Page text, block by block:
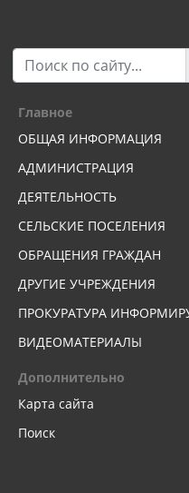
Главное
ОБЩАЯ ИНФОРМАЦИЯ
АДМИНИСТРАЦИЯ
ДЕЯТЕЛЬНОСТЬ
СЕЛЬСКИЕ ПОСЕЛЕНИЯ
ОБРАЩЕНИЯ ГРАЖДАН
ДРУГИЕ УЧРЕЖДЕНИЯ
ПРОКУРАТУРА
ВИДЕОМАТЕРИАЛЫ
Дополнительно
Карта сайта
Поиск
Главная
Управление
Информация
Постановление